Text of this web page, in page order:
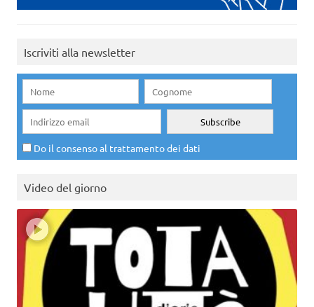
Iscriviti alla newsletter
Do il consenso al trattamento dei dati
Video del giorno